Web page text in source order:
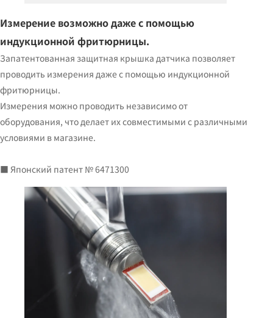
Измерение возможно даже с помощью
индукционной фритюрницы.
Запатентованная защитная крышка датчика позволяет
проводить измерения даже с помощью индукционной
фритюрницы.
Измерения можно проводить независимо от
оборудования, что делает их совместимыми с различными
условиями в магазине.
■ Японский патент № 6471300